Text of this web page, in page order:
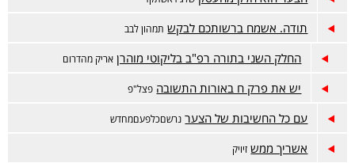
תודה. אשמח ברשותכם לבקש תמהון לבב
החלק השני בתורה רפ"ב בליקוטי מוהרן אריק מהדרום
יש את פרק ח באורות התשובה פצל"פ
עם כל החשיבות של הצער נרשםכלפעםמחדש
אשריך ממש זיויק